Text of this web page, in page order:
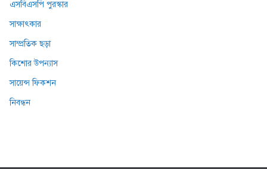
এসবিএসপি পুরস্কার
সাক্ষাৎকার
সাম্প্রতিক ছড়া
কিশোর উপন্যাস
সায়েন্স ফিকশন
নিবন্ধন